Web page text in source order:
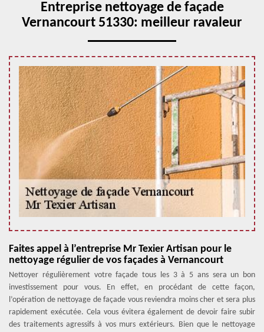
Entreprise nettoyage de façade
Vernancourt 51330: meilleur ravaleur
Faites appel à l’entreprise Mr Texier Artisan pour le
nettoyage régulier de vos façades à Vernancourt
Nettoyer régulièrement votre façade tous les 3 à 5 ans sera un bon
investissement pour vous. En effet, en procédant de cette façon,
l’opération de nettoyage de façade vous reviendra moins cher et sera plus
rapidement exécutée. Cela vous évitera également de devoir faire subir
des traitements agressifs à vos murs extérieurs. Bien que le nettoyage